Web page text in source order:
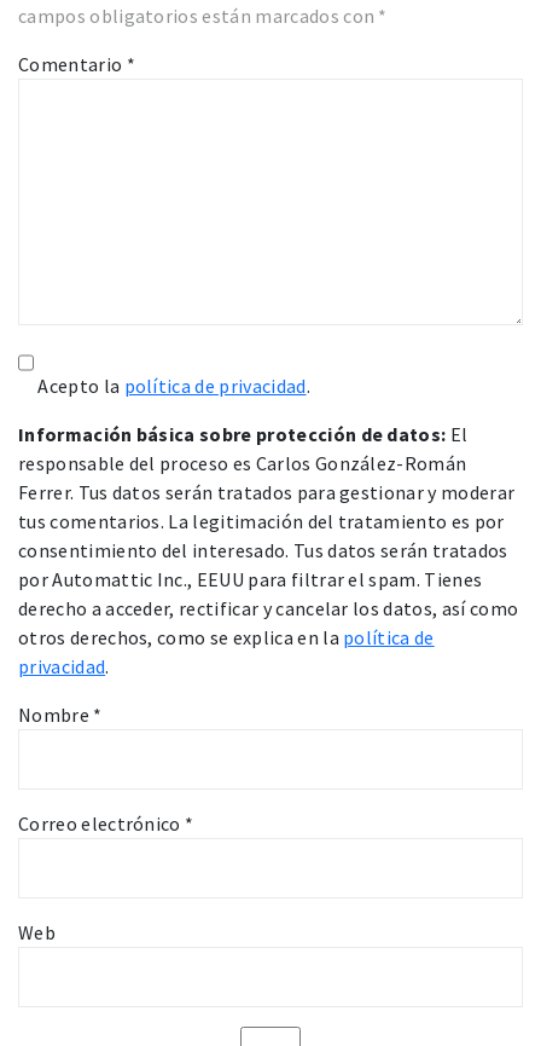
campos obligatorios están marcados con *
Comentario *
Acepto la política de privacidad.
Información básica sobre protección de datos: El
responsable del proceso es Carlos González-Román
Ferrer. Tus datos serán tratados para gestionar y moderar
tus comentarios. La legitimación del tratamiento es por
consentimiento del interesado. Tus datos serán tratados
por Automattic Inc., EEUU para filtrar el spam. Tienes
derecho a acceder, rectificar y cancelar los datos, así como
otros derechos, como se explica en la política de
privacidad.
Nombre *
Correo electrónico *
Web